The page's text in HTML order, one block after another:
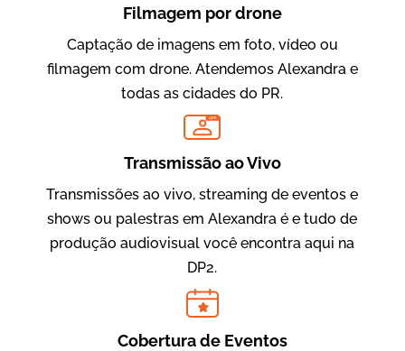
Evolucional
Vídeos para Treinamentos
Filmagem por drone
Captação de imagens em foto, vídeo ou
filmagem com drone. Atendemos Alexandra e
todas as cidades do PR.
LIVE
Transmissão ao Vivo
Transmissões ao vivo, streaming de eventos e
shows ou palestras em Alexandra é e tudo de
produção audiovisual você encontra aqui na
DP2.
Cobertura de Eventos